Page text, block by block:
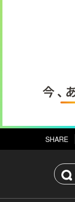
今、
SHARE